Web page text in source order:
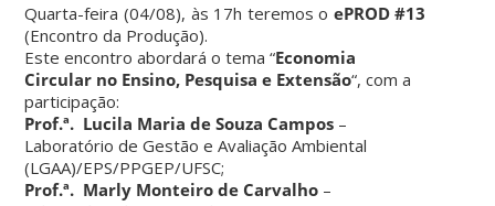
Quarta-feira (04/08), às 17h teremos o ePROD #13
(Encontro da Produção).
Este encontro abordará o tema “Economia
Circular no Ensino, Pesquisa e Extensão“, com a
participação:
Prof.ª. Lucila Maria de Souza Campos –
Laboratório de Gestão e Avaliação Ambiental
(LGAA)/EPS/PPGEP/UFSC;
Prof.ª. Marly Monteiro de Carvalho –